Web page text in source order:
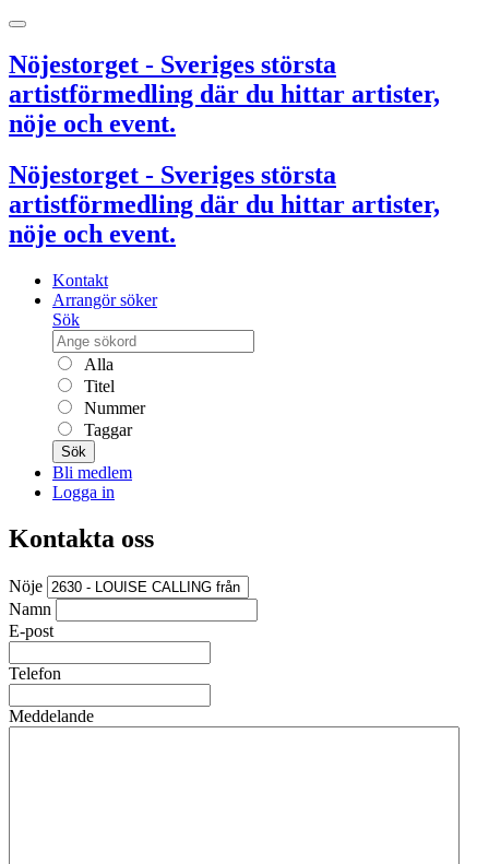
Nöjestorget - Sveriges största
artistförmedling där du hittar artister,
nöje och event.
Nöjestorget - Sveriges största
artistförmedling där du hittar artister,
nöje och event.
Kontakt
Arrangör söker
Sök
Alla
Titel
Nummer
Taggar
Sök
Bli medlem
Logga in
Kontakta oss
Nöje
Namn
E-post
Telefon
Meddelande